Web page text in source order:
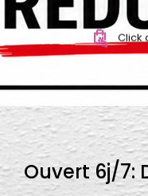
Click
Ouvert 6j/7: